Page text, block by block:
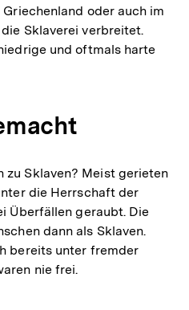
oder auch im
Sklaverei verbreitet.
und oftmals harte
zu Sklaven? Meist gerieten
die Herrschaft der
Überfällen geraubt. Die
dann als Sklaven.
bereits unter fremder
nie frei.